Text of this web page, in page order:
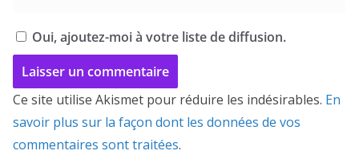
Oui, ajoutez-moi à votre liste de diffusion.
Ce site utilise Akismet pour réduire les indésirables. En
savoir plus sur la façon dont les données de vos
commentaires sont traitées.